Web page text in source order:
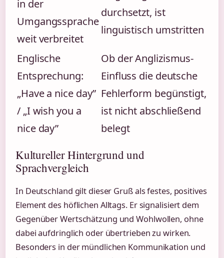
in der
Umgangssprache
weit verbreitet
durchsetzt, ist
linguistisch umstritten
Englische
Entsprechung:
„Have a nice day”
/ „I wish you a
nice day”
Ob der Anglizismus-
Einfluss die deutsche
Fehlerform begünstigt,
ist nicht abschließend
belegt
Kultureller Hintergrund und
Sprachvergleich
In Deutschland gilt dieser Gruß als festes, positives
Element des höflichen Alltags. Er signalisiert dem
Gegenüber Wertschätzung und Wohlwollen, ohne
dabei aufdringlich oder übertrieben zu wirken.
Besonders in der mündlichen Kommunikation und